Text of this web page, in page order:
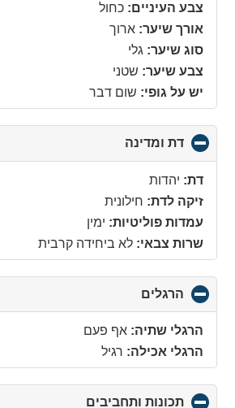
צבע העיניים: כחול
אורך שיער: ארוך
סוג שיער: גלי
צבע שיער: שטני
יש על גופי: שום דבר
דת ומדינה
to
דת: יהדות
זיקה לדת: חילונית
עמדות פוליטיות: ימין
שרות צבאי: לא ביחידה קרבית
הרגלים
to
collapse
contents
הרגלי שתיה: אף פעם
הרגלי אכילה: רגיל
תכונות ותחביבים